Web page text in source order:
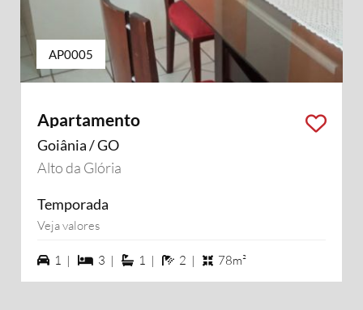
AP0005
Apartamento
Goiânia / GO
Alto da Glória
Temporada
Veja valores
1 vagas na garagem
1 | 3 dormiórios
3 | 1 suítes
1 | 2 banheiros
2 | 78m²